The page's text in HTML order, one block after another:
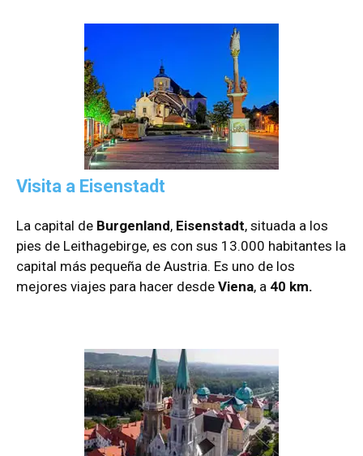
Visita a Eisenstadt
La capital de Burgenland, Eisenstadt, situada a los
pies de Leithagebirge, es con sus 13.000 habitantes la
capital más pequeña de Austria. Es uno de los
mejores viajes para hacer desde Viena, a 40 km.